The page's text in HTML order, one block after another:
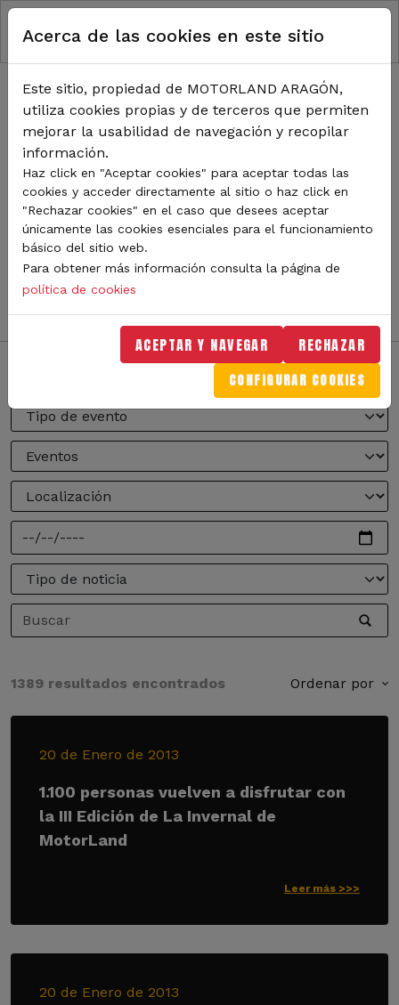
Pasar al contenido principal
RUTA DE NAVEGACIÓN
Inicio Noticias
TODA LA ACTUALIDAD DE
MOTORLAND
Sigue de cerca todas las novedades de MotorLand
Aragón. Aquí encontrarás noticias sobre eventos,
competiciones, pilotos, novedades del circuito y
mucho más. Filtra por categoría o tipo de contenido y
no te pierdas nada del mundo del motor.
1389 resultados encontrados Ordenar por
20 de Enero de 2013
1.100 personas vuelven a disfrutar con
la III Edición de La Invernal de
MotorLand
Leer más >>>
20 de Enero de 2013
Acerca de las cookies en este sitio
Este sitio, propiedad de MOTORLAND ARAGÓN,
utiliza cookies propias y de terceros que permiten
mejorar la usabilidad de navegación y recopilar
información.
Haz click en "Aceptar cookies" para aceptar todas las
cookies y acceder directamente al sitio o haz click en
"Rechazar cookies" en el caso que desees aceptar
únicamente las cookies esenciales para el funcionamiento
básico del sitio web.
Para obtener más información consulta la página de
política de cookies
ACEPTAR Y NAVEGAR RECHAZAR
CONFIGURAR COOKIES